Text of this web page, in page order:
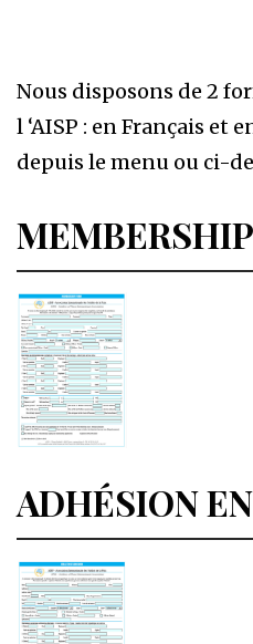
Nous disposons de 2
l ‘AISP : en Français et
depuis le menu ou ci-
ADHÉSION